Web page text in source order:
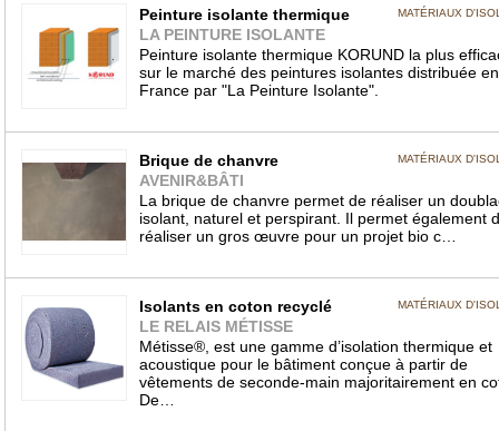
MATÉRIAUX
Peinture isolante thermique
LA PEINTURE ISOLANTE
Peinture isolante thermique KORUND la plus
sur le marché des peintures isolantes distribuée en
France par "La Peinture Isolante".
MATÉRIAUX
Brique de chanvre
AVENIR&BÂTI
La brique de chanvre permet de réaliser un
isolant, naturel et perspirant. Il permet également
réaliser un gros œuvre pour un projet bio c…
MATÉRIAUX
Isolants en coton recyclé
LE RELAIS MÉTISSE
Métisse®, est une gamme d’isolation thermique et
acoustique pour le bâtiment conçue à partir de
vêtements de seconde-main majoritairement en
De…